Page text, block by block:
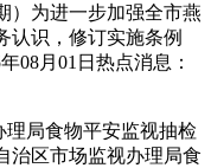
）为进一步加强全市燕
认识，修订实施条例
08月01日热点消息：
局食物平安监视抽检
治区市场监视办理局食